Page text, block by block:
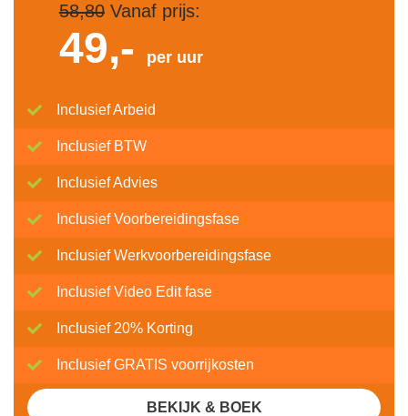
58,80Vanaf prijs:
49,- per uur
Inclusief Arbeid
Inclusief BTW
Inclusief Advies
Inclusief Voorbereidingsfase
Inclusief Werkvoorbereidingsfase
Inclusief Video Edit fase
Inclusief 20% Korting
Inclusief GRATIS voorrijkosten
BEKIJK & BOEK